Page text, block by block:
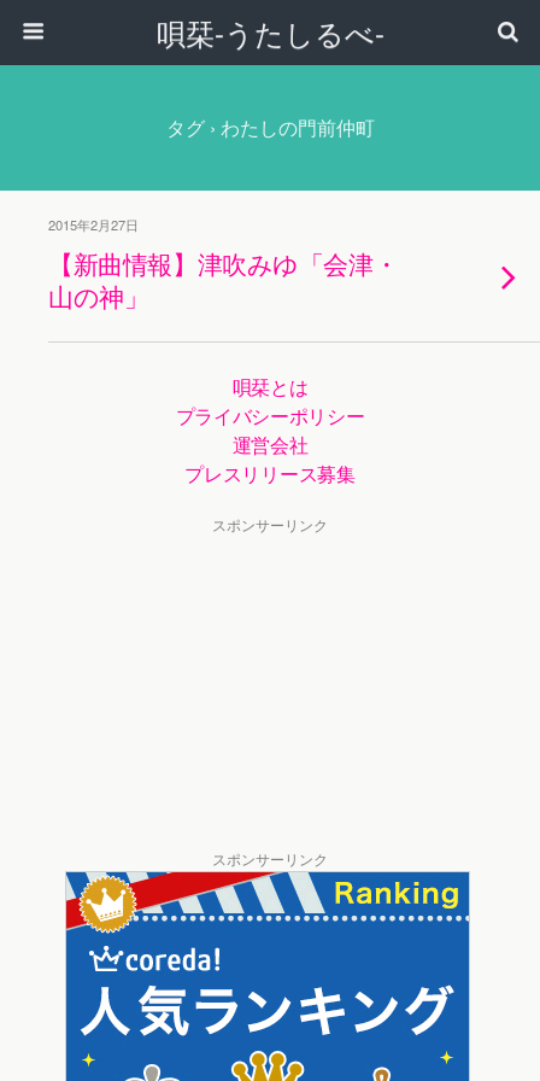
唄栞-うたしるべ-
タグ › わたしの門前仲町
2015年2月27日
【新曲情報】津吹みゆ「会津・
山の神」
唄栞とは
プライバシーポリシー
運営会社
プレスリリース募集
スポンサーリンク
スポンサーリンク